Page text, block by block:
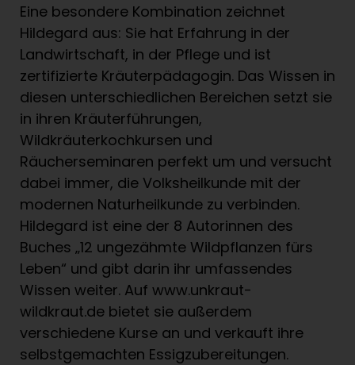
Eine besondere Kombination zeichnet
Hildegard aus: Sie hat Erfahrung in der
Landwirtschaft, in der Pflege und ist
zertifizierte Kräuterpädagogin. Das Wissen in
diesen unterschiedlichen Bereichen setzt sie
in ihren Kräuterführungen,
Wildkräuterkochkursen und
Räucherseminaren perfekt um und versucht
dabei immer, die Volksheilkunde mit der
modernen Naturheilkunde zu verbinden.
Hildegard ist eine der 8 Autorinnen des
Buches „12 ungezähmte Wildpflanzen fürs
Leben“ und gibt darin ihr umfassendes
Wissen weiter. Auf www.unkraut-
wildkraut.de bietet sie außerdem
verschiedene Kurse an und verkauft ihre
selbstgemachten Essigzubereitungen.